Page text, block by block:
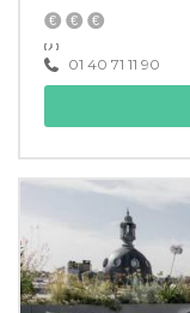
01 40 71 11 90